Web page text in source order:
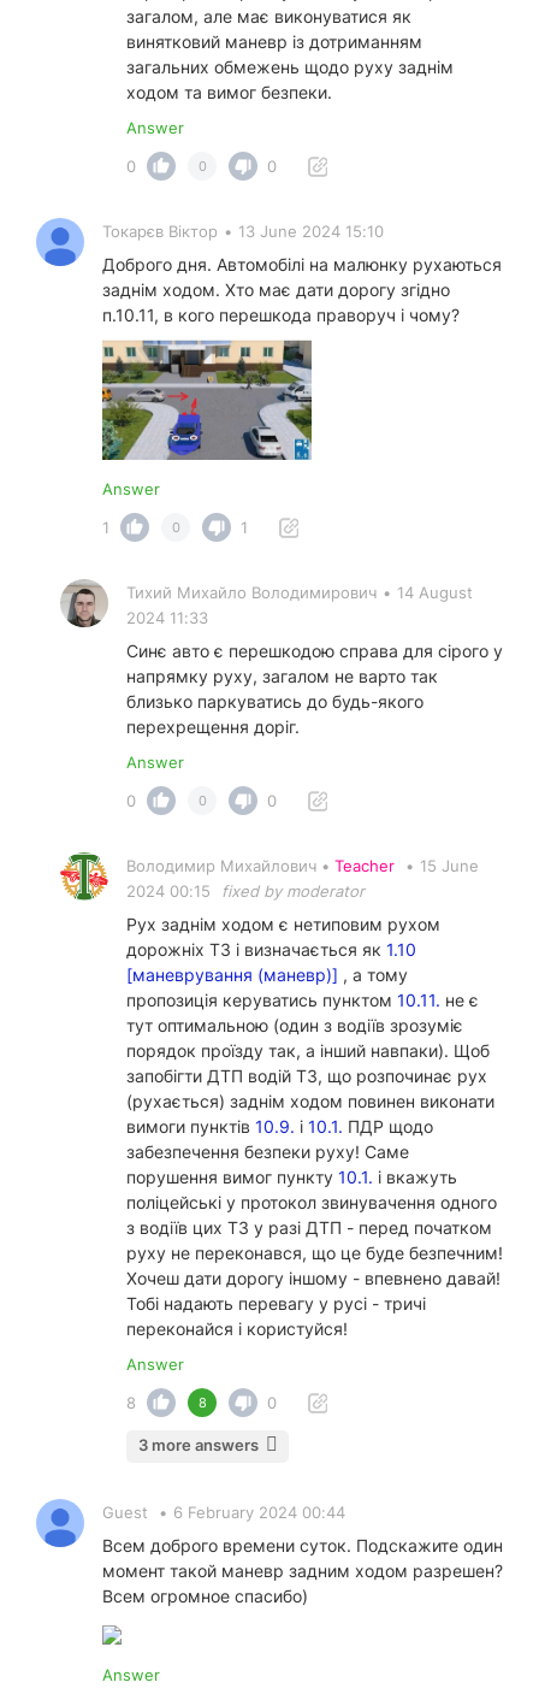
загалом, але має виконуватися як
винятковий маневр із дотриманням
загальних обмежень щодо руху заднім
ходом та вимог безпеки.
Answer
0
0 0
Токарєв Віктор • 13 June 2024 15:10
Доброго дня. Автомобілі на малюнку рухаються
заднім ходом. Хто має дати дорогу згідно
п.10.11, в кого перешкода праворуч і чому?
Answer
1
0 1
Тихий Михайло Володимирович • 14 August
2024 11:33
Синє авто є перешкодою справа для сірого у
напрямку руху, загалом не варто так
близько паркуватись до будь-якого
перехрещення доріг.
Answer
0
0 0
Володимир Михайлович • Teacher • 15 June
2024 00:15
fixed by moderator
Рух заднім ходом є нетиповим рухом
дорожніх ТЗ і визначається як 1.10
[маневрування (маневр)] , а тому
пропозиція керуватись пунктом 10.11. не є
тут оптимальною (один з водіїв зрозуміє
порядок проїзду так, а інший навпаки). Щоб
запобігти ДТП водій ТЗ, що розпочинає рух
(рухається) заднім ходом повинен виконати
вимоги пунктів 10.9. і 10.1. ПДР щодо
забезпечення безпеки руху! Саме
порушення вимог пункту 10.1. і вкажуть
поліцейські у протокол звинувачення одного
з водіїв цих ТЗ у разі ДТП - перед початком
руху не переконався, що це буде безпечним!
Хочеш дати дорогу іншому - впевнено давай!
Тобі надають перевагу у русі - тричі
переконайся і користуйся!
Answer
8
8 0
3 more answers
Guest • 6 February 2024 00:44
Всем доброго времени суток. Подскажите один
момент такой маневр задним ходом разрешен?
Всем огромное спасибо)
Answer